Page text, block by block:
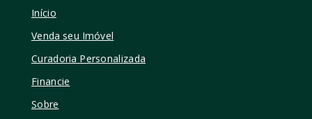
Início
Venda seu Imóvel
Curadoria Personalizada
Financie
Sobre